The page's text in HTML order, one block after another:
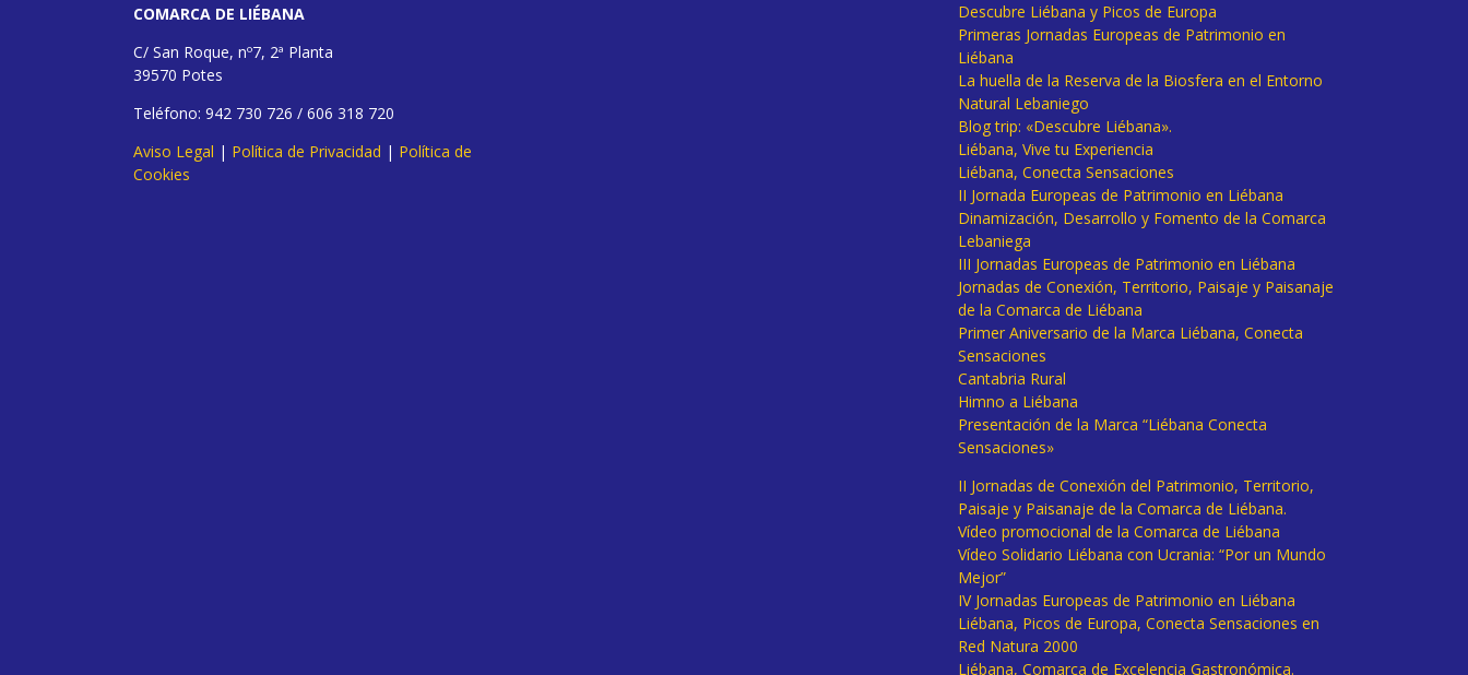
COMARCA DE LIÉBANA
C/ San Roque, nº7, 2ª Planta
39570 Potes
Teléfono: 942 730 726 / 606 318 720
Aviso Legal | Política de Privacidad | Política de
Cookies
Descubre Liébana y Picos de Europa
Primeras Jornadas Europeas de Patrimonio en
Liébana
La huella de la Reserva de la Biosfera en el Entorno
Natural Lebaniego
Blog trip: «Descubre Liébana».
Liébana, Vive tu Experiencia
Liébana, Conecta Sensaciones
II Jornada Europeas de Patrimonio en Liébana
Dinamización, Desarrollo y Fomento de la Comarca
Lebaniega
III Jornadas Europeas de Patrimonio en Liébana
Jornadas de Conexión, Territorio, Paisaje y Paisanaje
de la Comarca de Liébana
Primer Aniversario de la Marca Liébana, Conecta
Sensaciones
Cantabria Rural
Himno a Liébana
Presentación de la Marca “Liébana Conecta
Sensaciones»
II Jornadas de Conexión del Patrimonio, Territorio,
Paisaje y Paisanaje de la Comarca de Liébana.
Vídeo promocional de la Comarca de Liébana
Vídeo Solidario Liébana con Ucrania: “Por un Mundo
Mejor”
IV Jornadas Europeas de Patrimonio en Liébana
Liébana, Picos de Europa, Conecta Sensaciones en
Red Natura 2000
Liébana, Comarca de Excelencia Gastronómica.